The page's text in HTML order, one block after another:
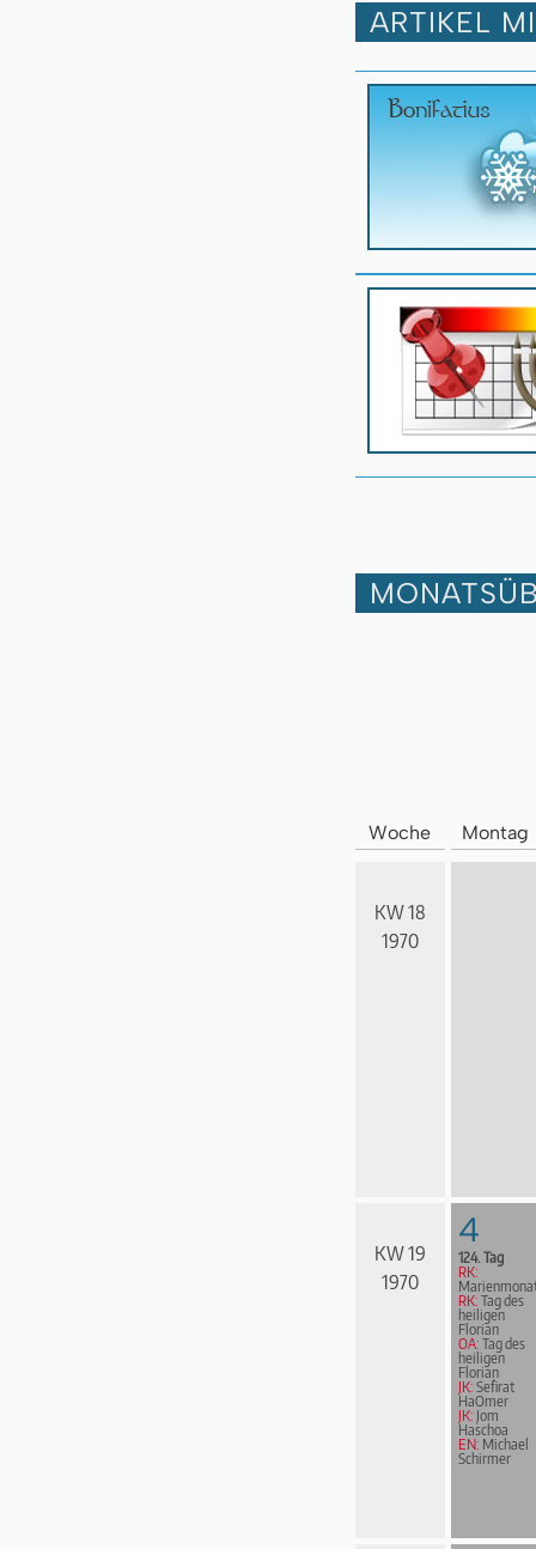
ARTIKEL
Woche Montag
KW 18
1970
KW 19
1970
4
124. Tag
RK:
RK: Tag des
heiligen
Florian
OA: Tag des
heiligen
Florian
JK: Sefirat
HaOmer
JK: Jom
Haschoa
EN: Michael
Schirmer